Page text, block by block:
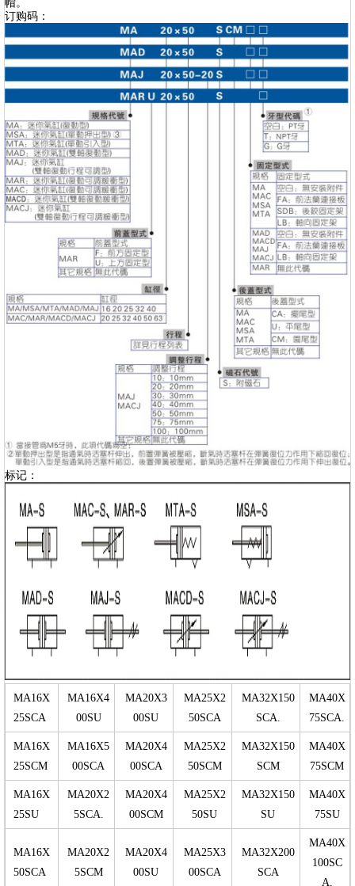
帽。
订购码：
标记：
MA16X
25SCA
MA16X4
00SU
MA20X3
00SU
MA25X2
50SCA
MA32X150
SCA.
MA40X
75SCA.
MA16X
25SCM
MA16X5
00SCA
MA20X4
00SCA
MA25X2
50SCM
MA32X150
SCM
MA40X
75SCM
MA16X
25SU
MA20X2
5SCA.
MA20X4
00SCM
MA25X2
50SU
MA32X150
SU
MA40X
75SU
MA16X
50SCA
MA20X2
5SCM
MA20X4
00SU
MA25X3
00SCA
MA32X200
SCA
MA40X
100SC
A.